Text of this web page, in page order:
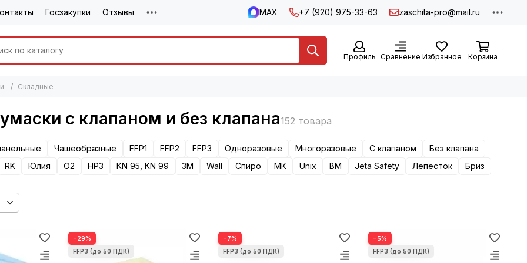
Госзакупки Отзывы MAX +7 (920) 975-33-63 zaschita-pro@mail.ru
Профиль Сравнение Избранное Корзина
Складные
с клапаном и без клапана
Чашеобразные FFP1 FFP2 FFP3 Одноразовые Многоразовые С клапаном
Без клапана
RK
Юлия О2 НРЗ KN 95, KN 99 3М Wall Спиро МК Unix ВМ Jeta Safety Лепесток Бриз
−29% −7% −5%